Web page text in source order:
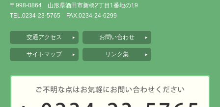
〒998-0864 山形県酒田市新橋2丁目1番地の19
TEL.0234-23-5765 FAX.0234-24-6299
交通アクセス お問い合わせ
サイトマップ リンク集